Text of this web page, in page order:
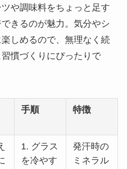
や調味料をちょっと足す
きるのが魅力。気分やシ
しめるので、無理なく続
慣づくりにぴったりで
手順 特徴
1. グラス
を冷やす
発汗時の
ミネラル